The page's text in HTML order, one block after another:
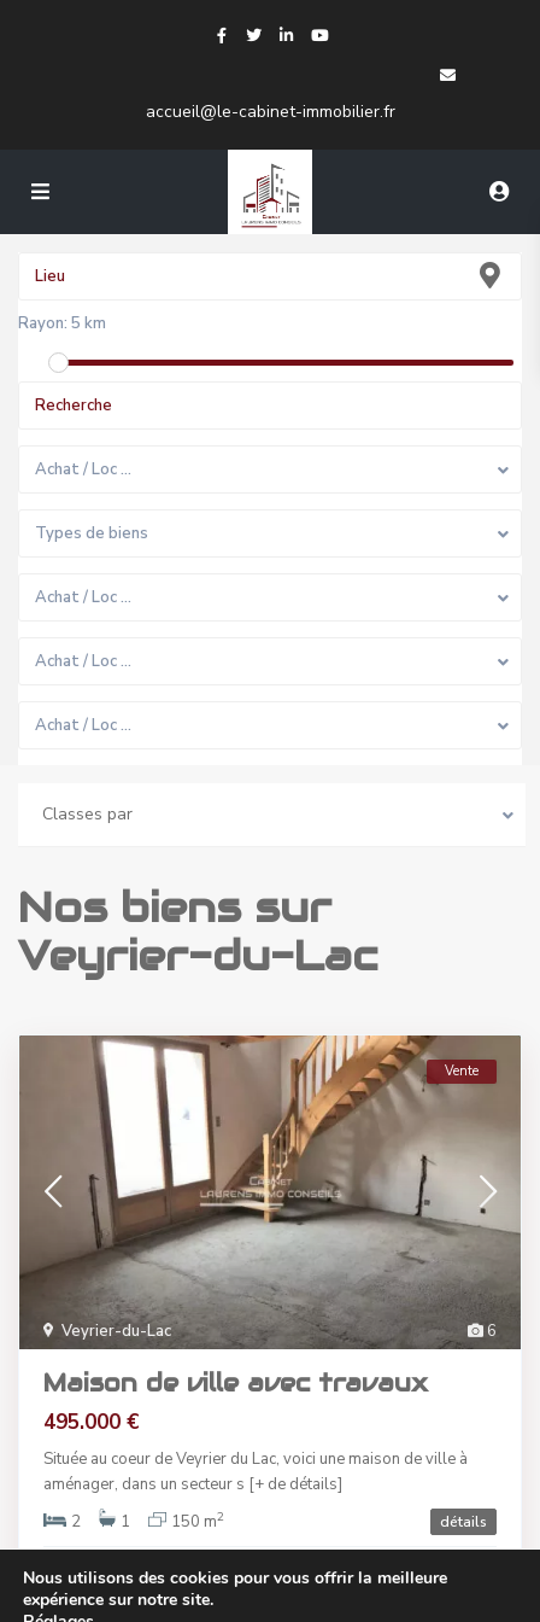
accueil@le-cabinet-immobilier.fr
Rayon: 5 km
Achat / Loc …
Types de biens
Achat / Loc …
Achat / Loc …
Achat / Loc …
Classes par
Nos biens sur
Veyrier-du-Lac
6
Veyrier-du-Lac
Vente
Maison de ville avec travaux
495.000 €
Située au coeur de Veyrier du Lac, voici une maison de ville à
aménager, dans un secteur s [+ de détails]
2
1 150 m2 détails
Cabinet LAURENS IMMO CONSEILS
Nous utilisons des cookies pour vous offrir la meilleure
expérience sur notre site.